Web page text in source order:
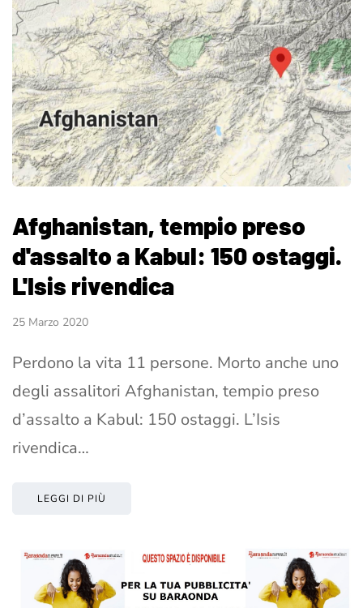
Afghanistan, tempio preso
d'assalto a Kabul: 150 ostaggi.
L'Isis rivendica
25 Marzo 2020
Perdono la vita 11 persone. Morto anche uno
degli assalitori Afghanistan, tempio preso
d’assalto a Kabul: 150 ostaggi. L’Isis
rivendica…
LEGGI DI PIÙ